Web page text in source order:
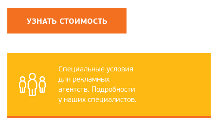
УЗНАТЬ СТОИМОСТЬ
Специальные условия
для рекламных
агентств. Подробности
у наших специалистов.